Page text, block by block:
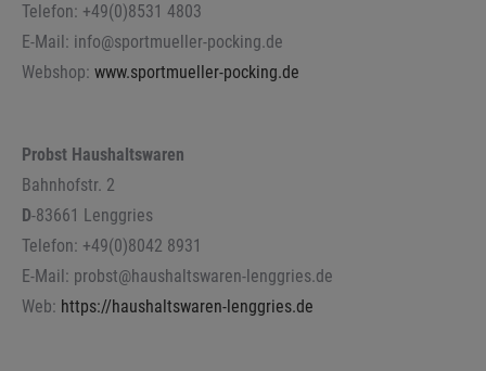
Telefon: +49(0)8531 4803
E-Mail: info@sportmueller-pocking.de
Webshop: www.sportmueller-pocking.de
Probst Haushaltswaren
Bahnhofstr. 2
D-83661 Lenggries
Telefon: +49(0)8042 8931
E-Mail: probst@haushaltswaren-lenggries.de
Web: https://haushaltswaren-lenggries.de